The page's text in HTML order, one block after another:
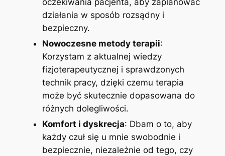
oczekiwania pacjenta, aby zaplanować
działania w sposób rozsądny i
bezpieczny.
Nowoczesne metody terapii:
Korzystam z aktualnej wiedzy
fizjoterapeutycznej i sprawdzonych
technik pracy, dzięki czemu terapia
może być skutecznie dopasowana do
różnych dolegliwości.
Komfort i dyskrecja: Dbam o to, aby
każdy czuł się u mnie swobodnie i
bezpiecznie, niezależnie od tego, czy